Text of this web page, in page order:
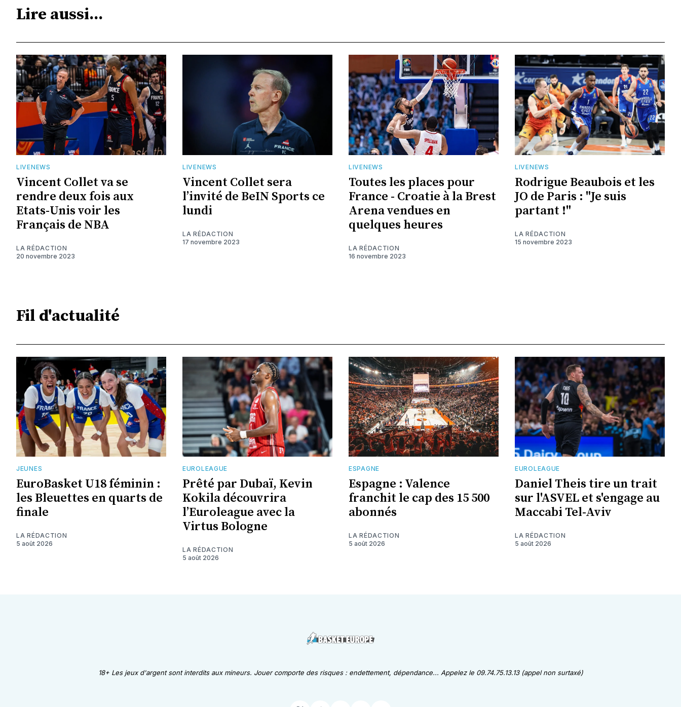
Lire aussi...
LIVENEWS
Vincent Collet va se
rendre deux fois aux
Etats-Unis voir les
Français de NBA
LA RÉDACTION
20 novembre 2023
LIVENEWS
Vincent Collet sera
l’invité de BeIN Sports ce
lundi
LA RÉDACTION
17 novembre 2023
LIVENEWS
Toutes les places pour
France - Croatie à la Brest
Arena vendues en
quelques heures
LA RÉDACTION
16 novembre 2023
LIVENEWS
Rodrigue Beaubois et les
JO de Paris : "Je suis
partant !"
LA RÉDACTION
15 novembre 2023
Fil d'actualité
JEUNES
EuroBasket U18 féminin :
les Bleuettes en quarts de
finale
LA RÉDACTION
5 août 2026
EUROLEAGUE
Prêté par Dubaï, Kevin
Kokila découvrira
l’Euroleague avec la
Virtus Bologne
LA RÉDACTION
5 août 2026
ESPAGNE
Espagne : Valence
franchit le cap des 15 500
abonnés
LA RÉDACTION
5 août 2026
EUROLEAGUE
Daniel Theis tire un trait
sur l'ASVEL et s'engage au
Maccabi Tel-Aviv
LA RÉDACTION
5 août 2026
18+ Les jeux d'argent sont interdits aux mineurs. Jouer comporte des risques : endettement, dépendance... Appelez le 09.74.75.13.13 (appel non surtaxé)